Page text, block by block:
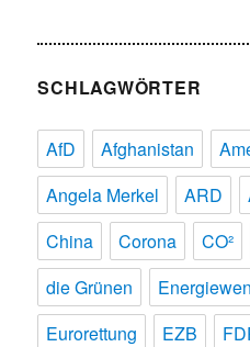
SCHLAGWÖRTER
AfD Afghanistan
Angela Merkel
ARD
China
Corona CO²
die Grünen
Eurorettung
EZB